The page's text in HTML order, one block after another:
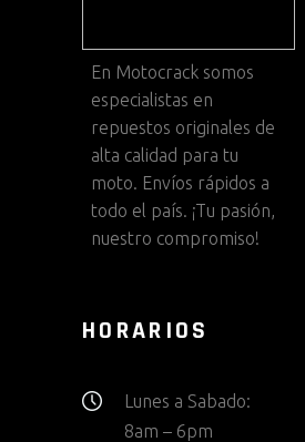
En Motocrack somos
especialistas en
repuestos originales de
alta calidad para tu
moto. Envíos rápidos a
todo el país. ¡Tu pasión,
nuestro compromiso!
HORARIOS
Lunes a Sabado:
8am – 6pm